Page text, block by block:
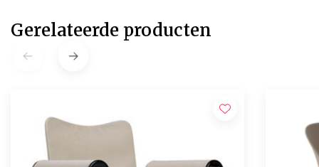
Gerelateerde producten